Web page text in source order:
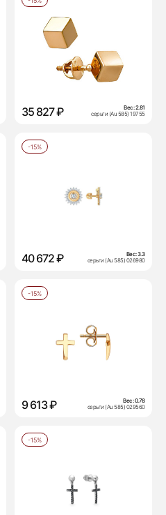
35 827 ₽ Вес:2.81
серьги (Au 585) 19755
-15%
40 672 ₽ Вес:3.3
серьги (Au 585) 026980
-15%
9 613 ₽ Вес:0.78
серьги (Au 585) 029560
-15%